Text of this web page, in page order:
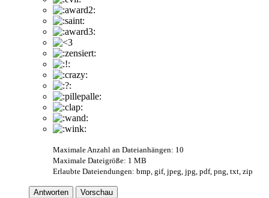
Maximale Anzahl an Dateianhängen: 10
Maximale Dateigröße: 1 MB
Erlaubte Dateiendungen: bmp, gif, jpeg, jpg, pdf, png, txt, zip
Antworten Vorschau